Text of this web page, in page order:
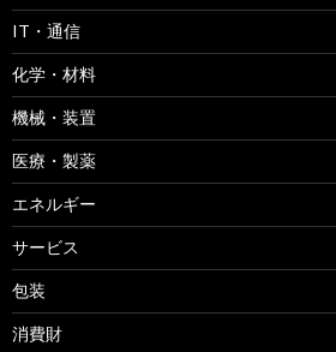
IT・通信
化学・材料
機械・装置
医療・製薬
エネルギー
サービス
包装
消費財